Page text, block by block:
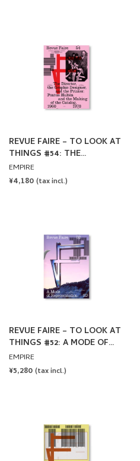
REVUE FAIRE – TO LOOK AT
THINGS #54: THE
DIRECTOR, THE GRAPHIC
DESIGNER, AND THE
EMPIRE
REGULAR
¥4,180 (tax incl.)
REVUE FAIRE – TO LOOK AT
THINGS #52: A MODE OF
REPRESENTATION: 3D.
AUTHOR: MANON BRUET +
EMPIRE
REGULAR
¥5,280 (tax incl.)